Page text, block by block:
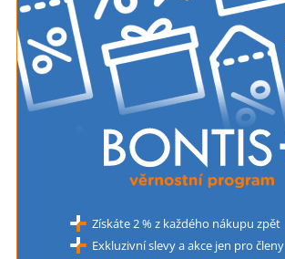
Získáte 2 % z každého nákupu zpět
Exkluzivní slevy a akce jen pro členy